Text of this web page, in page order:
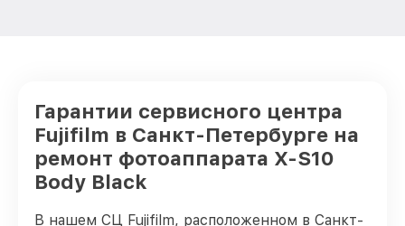
Гарантии сервисного центра
Fujifilm в Санкт-Петербурге на
ремонт фотоаппарата X-S10
Body Black
В нашем СЦ Fujifilm, расположенном в Санкт-